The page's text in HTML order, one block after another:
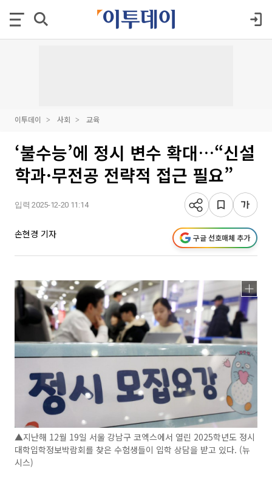
이투데이 사회 교육
‘불수능’에 정시 변수 확대…“신설
학과·무전공 전략적 접근 필요”
입력 2025-12-20 11:14
손현경 기자 구글 선호매체 추가
▲지난해 12월 19일 서울 강남구 코엑스에서 열린 2025학년도 정시
대학입학정보박람회를 찾은 수험생들이 입학 상담을 받고 있다. (뉴
시스)